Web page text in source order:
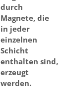
durch
Magnete, die
in jeder
einzelnen
Schicht
enthalten sind,
erzeugt
werden.